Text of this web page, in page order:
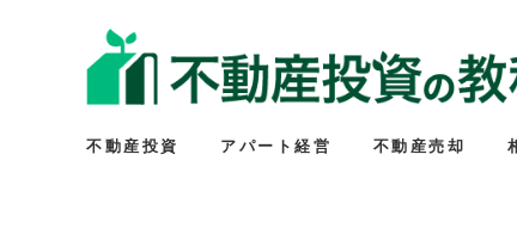
不動産投資 アパート経営 不動産売却